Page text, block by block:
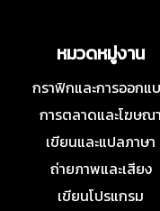
หมวดหมู่งาน
กราฟิกและการออกแ
การตลาดและโฆษณา
เขียนและแปลภาษา
ถ่ายภาพและเสียง
เขียนโปรแกรม